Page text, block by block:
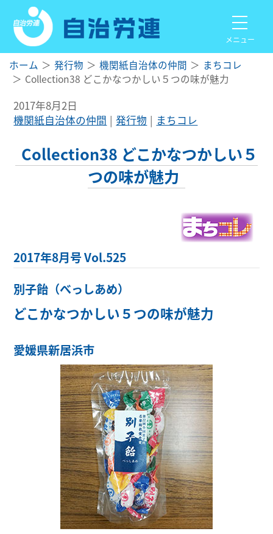
メニュー
ホーム 発行物 機関紙自治体の仲間
まちコレ
Collection38 どこかなつかしい５つの味が魅力
2017年8月2日
機関紙自治体の仲間
発行物 まちコレ
Collection38 どこかなつかしい５
つの味が魅力
2017年8月号 Vol.525
別子飴（べっしあめ）
どこかなつかしい５つの味が魅力
愛媛県新居浜市